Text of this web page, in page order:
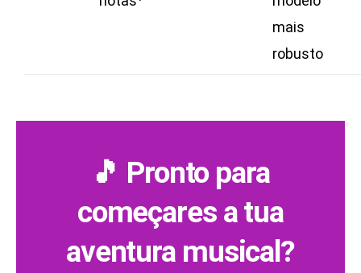
mais
robusto
🎵 Pronto para
começares a tua
aventura musical?